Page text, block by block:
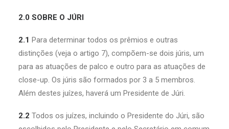
2.0 SOBRE O JÚRI
2.1 Para determinar todos os prêmios e outras
distinções (veja o artigo 7), compõem-se dois júris, um
para as atuações de palco e outro para as atuações de
close-up. Os júris são formados por 3 a 5 membros.
Além destes juízes, haverá um Presidente de Júri.
2.2 Todos os juízes, incluindo o Presidente do Júri, são